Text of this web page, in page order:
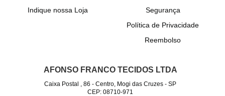
Indique nossa Loja
Segurança
Política de Privacidade
Reembolso
AFONSO FRANCO TECIDOS LTDA
Caixa Postal , 86 -Centro, Mogi das Cruzes -SP
CEP: 08710-971